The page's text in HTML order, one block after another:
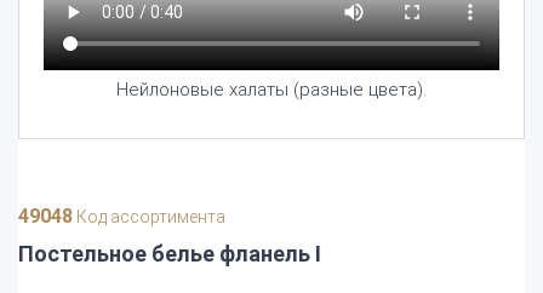
Нейлоновые халаты (разные цвета).
49048 Код ассортимента
Постельное белье фланель I